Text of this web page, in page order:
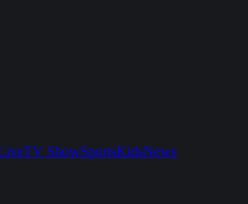
TV ShowSportsKidsNews